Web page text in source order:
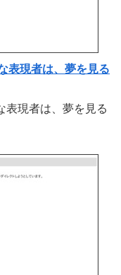
表現者は、夢を見る
表現者は、夢を見る